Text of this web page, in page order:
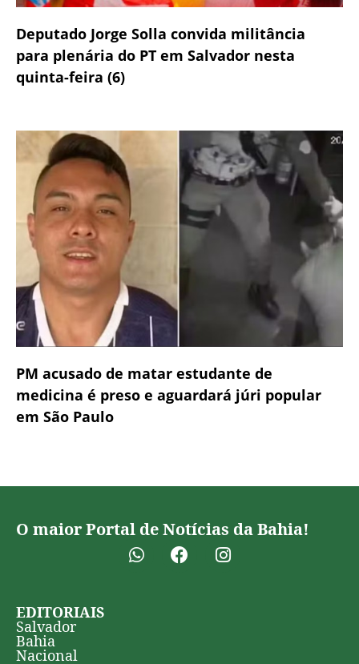
Deputado Jorge Solla convida militância
para plenária do PT em Salvador nesta
quinta-feira (6)
PM acusado de matar estudante de
medicina é preso e aguardará júri popular
em São Paulo
O maior Portal de Notícias da Bahia!
EDITORIAIS
Salvador
Bahia
Nacional